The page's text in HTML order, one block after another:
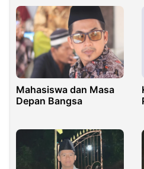
Mahasiswa dan Masa
Depan Bangsa